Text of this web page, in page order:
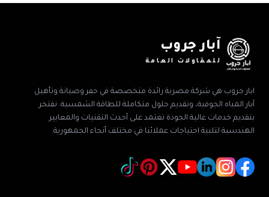
آبار جروب
للمقاولات العامة
ابار جروب هي شركة مصرية رائدة متخصصة في حفر وصيانة وتأهيل
آبار المياه الجوفية، وتقديم حلول متكاملة للطاقة الشمسية. نفتخر
بتقديم خدمات عالية الجودة تعتمد على أحدث التقنيات والمعايير
الهندسية لتلبية احتياجات عملائنا في مختلف أنحاء الجمهورية.